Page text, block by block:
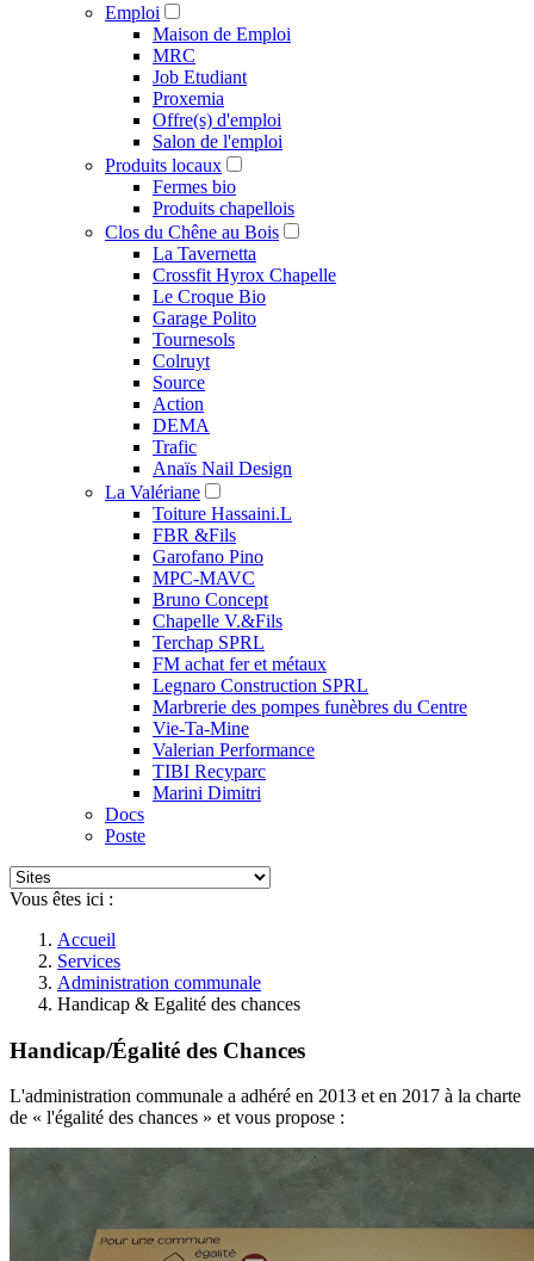
Emploi
Maison de Emploi
MRC
Job Etudiant
Proxemia
Offre(s) d'emploi
Salon de l'emploi
Produits locaux
Fermes bio
Produits chapellois
Clos du Chêne au Bois
La Tavernetta
Crossfit Hyrox Chapelle
Le Croque Bio
Garage Polito
Tournesols
Colruyt
Source
Action
DEMA
Trafic
Anaïs Nail Design
La Valériane
Toiture Hassaini.L
FBR &Fils
Garofano Pino
MPC-MAVC
Bruno Concept
Chapelle V.&Fils
Terchap SPRL
FM achat fer et métaux
Legnaro Construction SPRL
Marbrerie des pompes funèbres du Centre
Vie-Ta-Mine
Valerian Performance
TIBI Recyparc
Marini Dimitri
Docs
Poste
Vous êtes ici :
Accueil
Services
Administration communale
Handicap & Egalité des chances
Handicap/Égalité des Chances
L'administration communale a adhéré en 2013 et en 2017 à la charte
de « l'égalité des chances » et vous propose :